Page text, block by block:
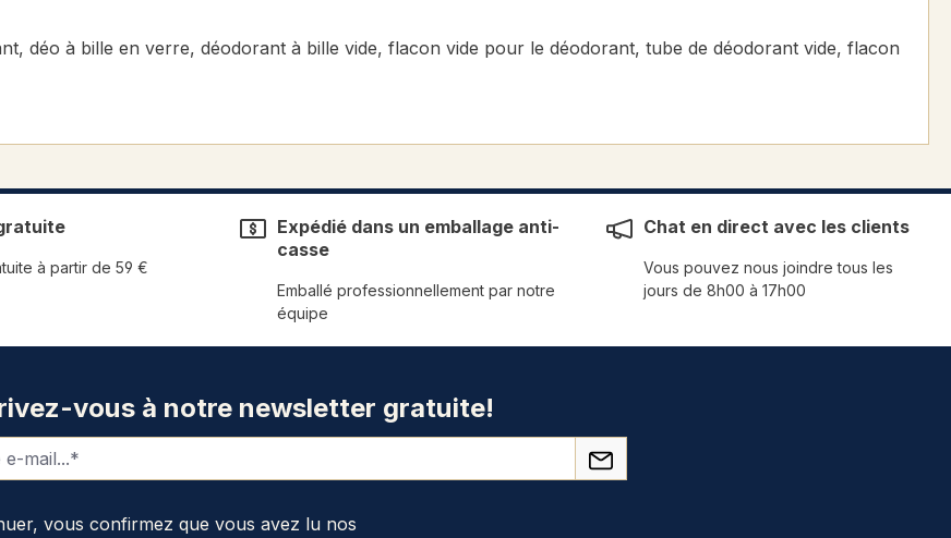
déo à bille en verre, déodorant à bille vide, flacon vide pour le déodorant, tube de déodorant vide, flacon
à partir de 59 €
Expédié dans un emballage anti-
casse
Emballé professionnellement par notre
équipe
Chat en direct avec les clients
Vous pouvez nous joindre tous les
jours de 8h00 à 17h00
vous à notre newsletter gratuite!
vous confirmez que vous avez lu nos